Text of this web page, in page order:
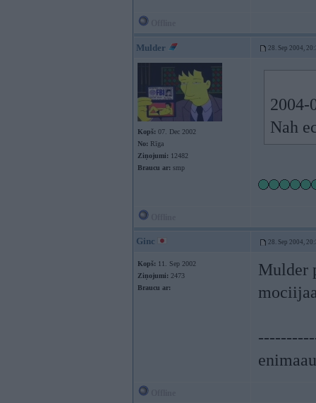
Mulder 28. Sep 2004,
Kopš: 07. Dec 2002
No: Rīga
Ziņojumi: 12482
Braucu ar: smp
2004-
Nah
Ginc 28. Sep 2004,
Kopš: 11. Sep 2002
Ziņojumi: 2473
Braucu ar:
Mulder